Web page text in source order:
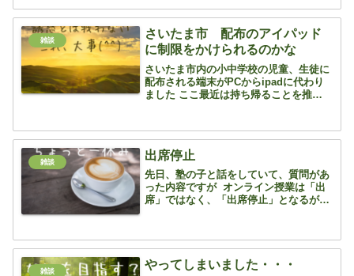
チケットゲット コロナ禍でチケットが
取...
雑談
さいたま市 配布のアイパッド
に制限をかけられるのかな
さいたま市内の小中学校の児童、生徒に
配布される端末がPCからipadに代わり
ました ここ最近は持ち帰ることを推奨さ
夜遅くにゲームをやっているなんて子が
雑談 出席停止
先日、塾の子と話をしていて、質問があ
った内容ですが オンライン授業は「出
席」ではなく、「出席停止」となるが、
しかないので、出席停止は調査書には記
載がされません！ ...
雑談 やってしまいました・・・